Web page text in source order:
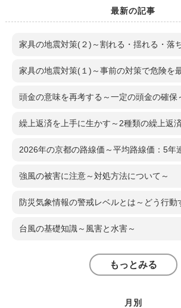
最新の記事
家具の地震対策(２)～割れる・揺れる・落
家具の地震対策(１)～事前の対策で危険を
頭金の意味を再考する～一定の頭金の確保
繰上返済を上手に生かす～2種類の繰上返
2026年の京都の路線価～平均路線価：5年
強風の被害に注意～対処方法について～
防災気象情報の警戒レベルとは～どう行動
台風の基礎知識～風害と水害～
もっとみる
月別